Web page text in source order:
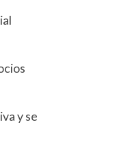
y se